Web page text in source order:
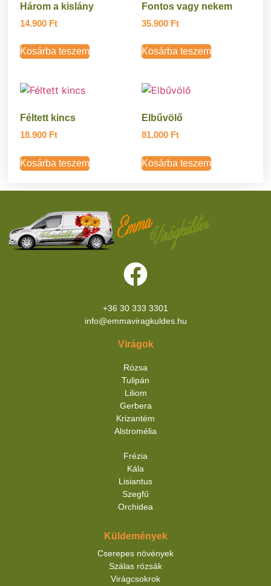
Három a kislány
14.900 Ft
Kosárba teszem
Fontos vagy nekem
35.900 Ft
Kosárba teszem
Féltett kincs
18.900 Ft
Kosárba teszem
Elbűvölő
81.000 Ft
Kosárba teszem
+36 30 333 3301
info@emmaviragkuldes.hu
Virágok
Rózsa
Tulipán
Liliom
Gerbera
Krizantém
Alstromélia
Frézia
Kála
Lisiantus
Szegfű
Orchidea
Küldemények
Cserepes növények
Szálas rózsák
Virágcsokrok